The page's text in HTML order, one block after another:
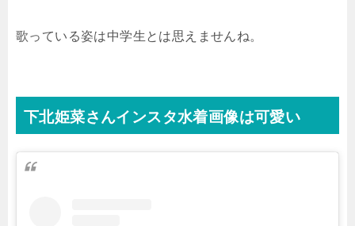
歌っている姿は中学生とは思えませんね。
下北姫菜さんインスタ水着画像は可愛い